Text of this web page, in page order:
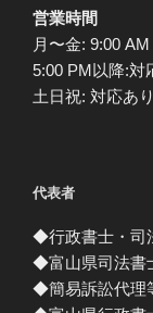
営業時間
月〜金: 9:00
5:00 PM以降:対
土日祝: 対応あ
代表者
◆行政書士・司
◆富山県司法書
◆簡易訴訟代理